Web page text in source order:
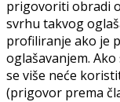
prigovoriti obradi
svrhu takvog
profiliranje ako je
oglašavanjem.
se više neće
(prigovor prema